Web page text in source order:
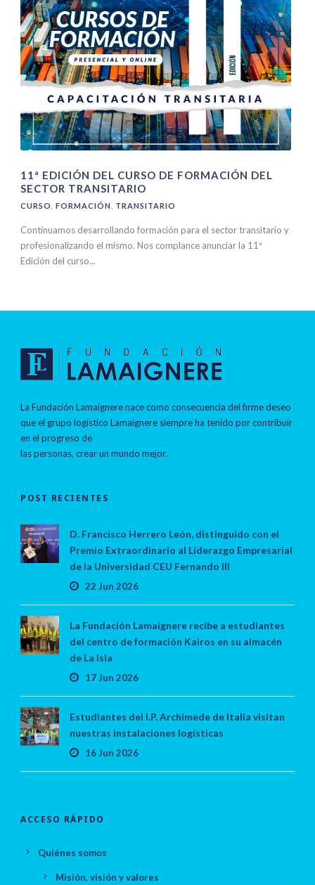
11ª EDICIÓN DEL CURSO DE FORMACIÓN DEL
SECTOR TRANSITARIO
CURSO FORMACIÓN TRANSITARIO
Continuamos desarrollando formación para el sector transitario y
profesionalizando el mismo. Nos complance anunciar la 11ª
Edición del curso...
La Fundación Lamaignere nace como consecuencia del firme deseo
que el grupo logístico Lamaignere siempre ha tenido por contribuir
en el progreso de
las personas, crear un mundo mejor.
POST RECIENTES
D. Francisco Herrero León, distinguido con el
Premio Extraordinario al Liderazgo Empresarial
de la Universidad CEU Fernando III
22 Jun 2026
La Fundación Lamaignere recibe a estudiantes
del centro de formación Kairos en su almacén
de La Isla
17 Jun 2026
Estudiantes del I.P. Archimede de Italia visitan
nuestras instalaciones logísticas
16 Jun 2026
ACCESO RÁPIDO
Quiénes somos
Misión, visión y valores